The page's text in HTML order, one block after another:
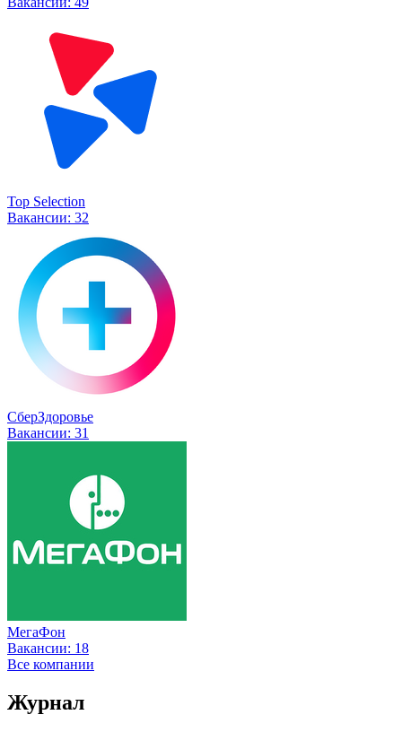
Top Selection
Вакансии: 32
СберЗдоровье
Вакансии: 31
МегаФон
Вакансии: 18
Все компании
Журнал